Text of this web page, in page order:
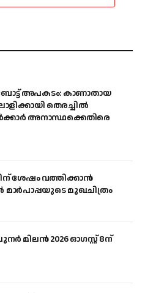
അപകടം: കാണാതായ
തെരച്ചിൽ
അനാസ്ഥക്കെതിരെ
ശേഷം വത്തിക്കാൻ
മുഖചിത്രം
പുനർ മിലൻ 2026 ഓഗസ്റ്റ് 8ന്